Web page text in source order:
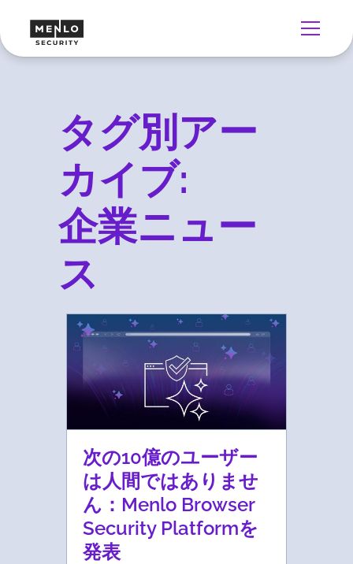
タグ別アー
カイブ:
企業ニュー
ス
次の10億のユーザー
は人間ではありませ
ん：Menlo Browser
Security Platformを
発表